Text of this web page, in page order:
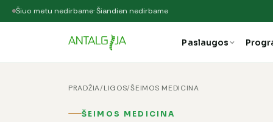
Šiuo metu nedirbame· Šiandien nedirbame
Paslaugos
PRADŽIA/LIGOS/ŠEIMOS MEDICINA
ŠEIMOS MEDICINA